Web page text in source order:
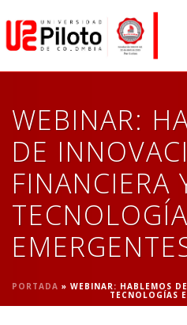
WEBINAR:
DE
FINANCIERA
PORTADA » WEBINAR: HABLEMOS
TECNOLOGÍAS